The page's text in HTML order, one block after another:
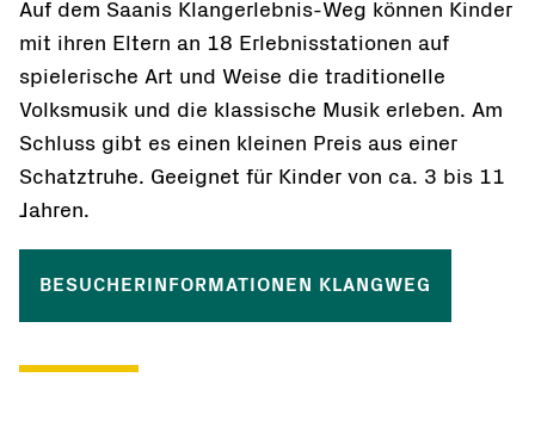
Auf dem Saanis Klangerlebnis-Weg können Kinder
mit ihren Eltern an 18 Erlebnisstationen auf
spielerische Art und Weise die traditionelle
Volksmusik und die klassische Musik erleben. Am
Schluss gibt es einen kleinen Preis aus einer
Schatztruhe. Geeignet für Kinder von ca. 3 bis 11
Jahren.
BESUCHERINFORMATIONEN KLANGWEG